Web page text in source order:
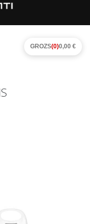
GROZS(0)0,00 €